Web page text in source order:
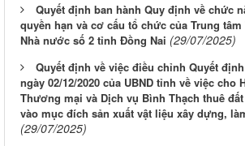
Quyết định ban hành Quy định về chức
quyền hạn và cơ cấu tổ chức của Trung
Nhà nước số 2 tỉnh Đồng Nai (29/07/2025)
Quyết định về việc điều chỉnh Quyết định
ngày 02/12/2020 của UBND tỉnh về việc cho
Thương mại và Dịch vụ Bình Thạch thuê
vào mục đích sản xuất vật liệu xây dựng,
(29/07/2025)